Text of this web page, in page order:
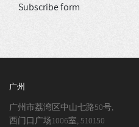
Subscribe form
广州
广州市荔湾区中山七路50号,
西门口广场1006室, 510150